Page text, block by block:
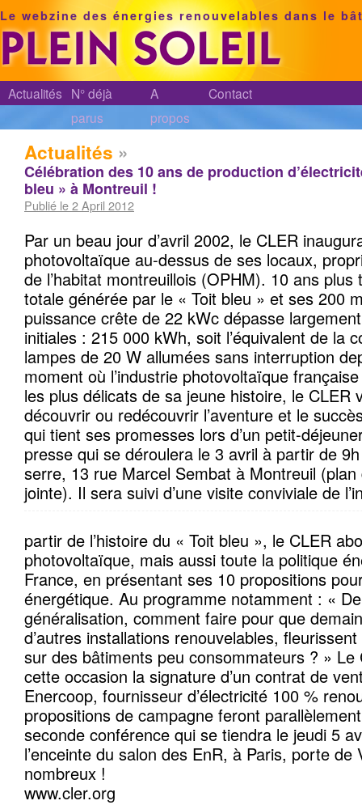
Le webzine des énergies renouvelables dans le
Actualités N° déjà
parus
A
propos
Contact
Actualités »
Célébration des 10 ans de production
bleu » à Montreuil !
Publié le 2 April 2012
Par un beau jour d’avril 2002, le CLER
photovoltaïque au-dessus de ses locaux,
de l’habitat montreuillois (OPHM). 10 ans
totale générée par le « Toit bleu » et ses 200
puissance crête de 22 kWc dépasse
initiales : 215 000 kWh, soit l’équivalent de la
lampes de 20 W allumées sans interruption
moment où l’industrie photovoltaïque
les plus délicats de sa jeune histoire, le CLER
découvrir ou redécouvrir l’aventure et le
qui tient ses promesses lors d’un petit-
presse qui se déroulera le 3 avril à partir de
serre, 13 rue Marcel Sembat à Montreuil (plan
jointe). Il sera suivi d’une visite conviviale de
partir de l’histoire du « Toit bleu », le CLER
photovoltaïque, mais aussi toute la politique
France, en présentant ses 10 propositions
énergétique. Au programme notamment : « De
généralisation, comment faire pour que
d’autres installations renouvelables,
sur des bâtiments peu consommateurs ? » Le
cette occasion la signature d’un contrat de
Enercoop, fournisseur d’électricité 100 %
propositions de campagne feront parallèlement
seconde conférence qui se tiendra le jeudi 5
l’enceinte du salon des EnR, à Paris, porte de
nombreux !
www.cler.org